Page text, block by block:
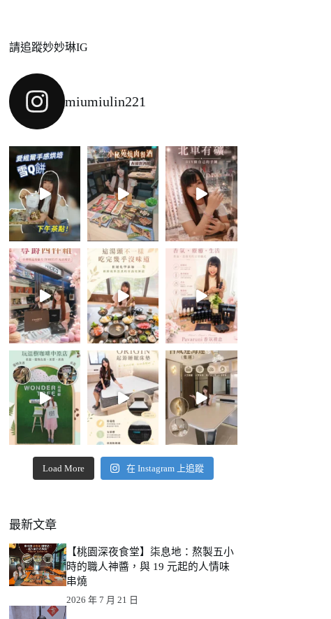
請追蹤妙妙琳IG
miumiulin221
Load More 在 Instagram 上追蹤
最新文章
【桃園深夜食堂】柒息地：熬製五小
時的職人神醬，與 19 元起的人情味
串燒
2026 年 7 月 21 日